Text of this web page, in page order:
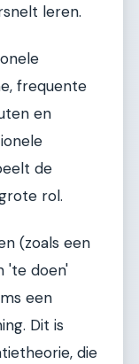
leren.
frequente
en
de
rol.
(zoals een
'te doen'
een
Dit is
die